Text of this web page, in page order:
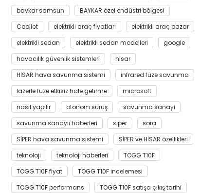
baykar samsun
BAYKAR özel endüstri bölgesi
Copilot
elektrikli araç fiyatları
elektrikli araç pazar
elektrikli sedan
elektrikli sedan modelleri
google
havacılık güvenlik sistemleri
hisar
HİSAR hava savunma sistemi
infrared füze savunma
lazerle füze etkisiz hale getirme
microsoft
nasıl yapılır
otonom sürüş
savunma sanayi
savunma sanayii haberleri
siper
sora
SİPER hava savunma sistemi
SİPER ve HİSAR özellikleri
teknoloji
teknoloji haberleri
TOGG T10F
TOGG T10F fiyat
TOGG T10F incelemesi
TOGG T10F performans
TOGG T10F satışa çıkış tarihi